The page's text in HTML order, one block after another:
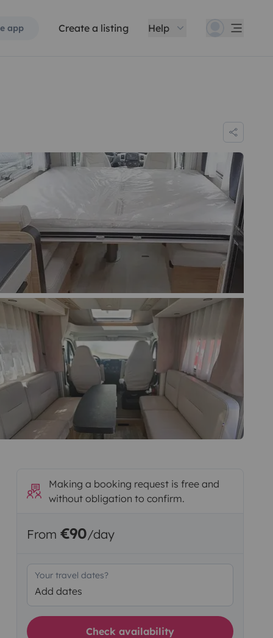
app Create a listing Help
Making a booking request is free and
without obligation to confirm.
From €90/day
Your travel dates?
Add dates
Check availability